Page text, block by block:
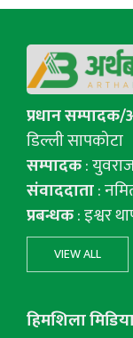
प्रधान सम्पादक/
डिल्ली सापकोटा
सम्पादक:
संवाददाता:
प्रबन्धक: इश्वर
VIEW ALL
हिमशिला